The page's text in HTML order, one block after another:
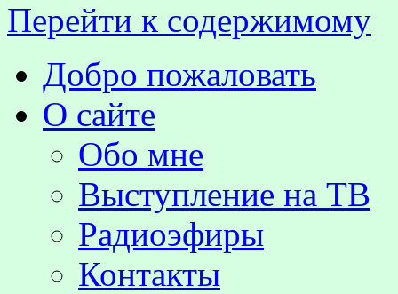
Перейти к содержимому
Добро пожаловать
О сайте
Обо мне
Выступление на TВ
Радиоэфиры
Контакты